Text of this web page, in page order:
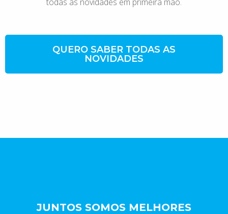
QUERO SABER TODAS AS
NOVIDADES
JUNTOS SOMOS MELHORES